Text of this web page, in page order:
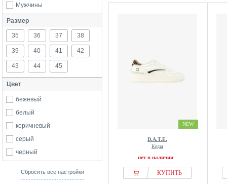
Мужчины
Размер
35 36 37 38
39 40 41 42
43 44 45
Цвет
бежевый
белый
коричневый
серый
черный
Сбросить все настройки
NEW
D.A.T.E.
Кеды
нет в наличии
КУПИТЬ